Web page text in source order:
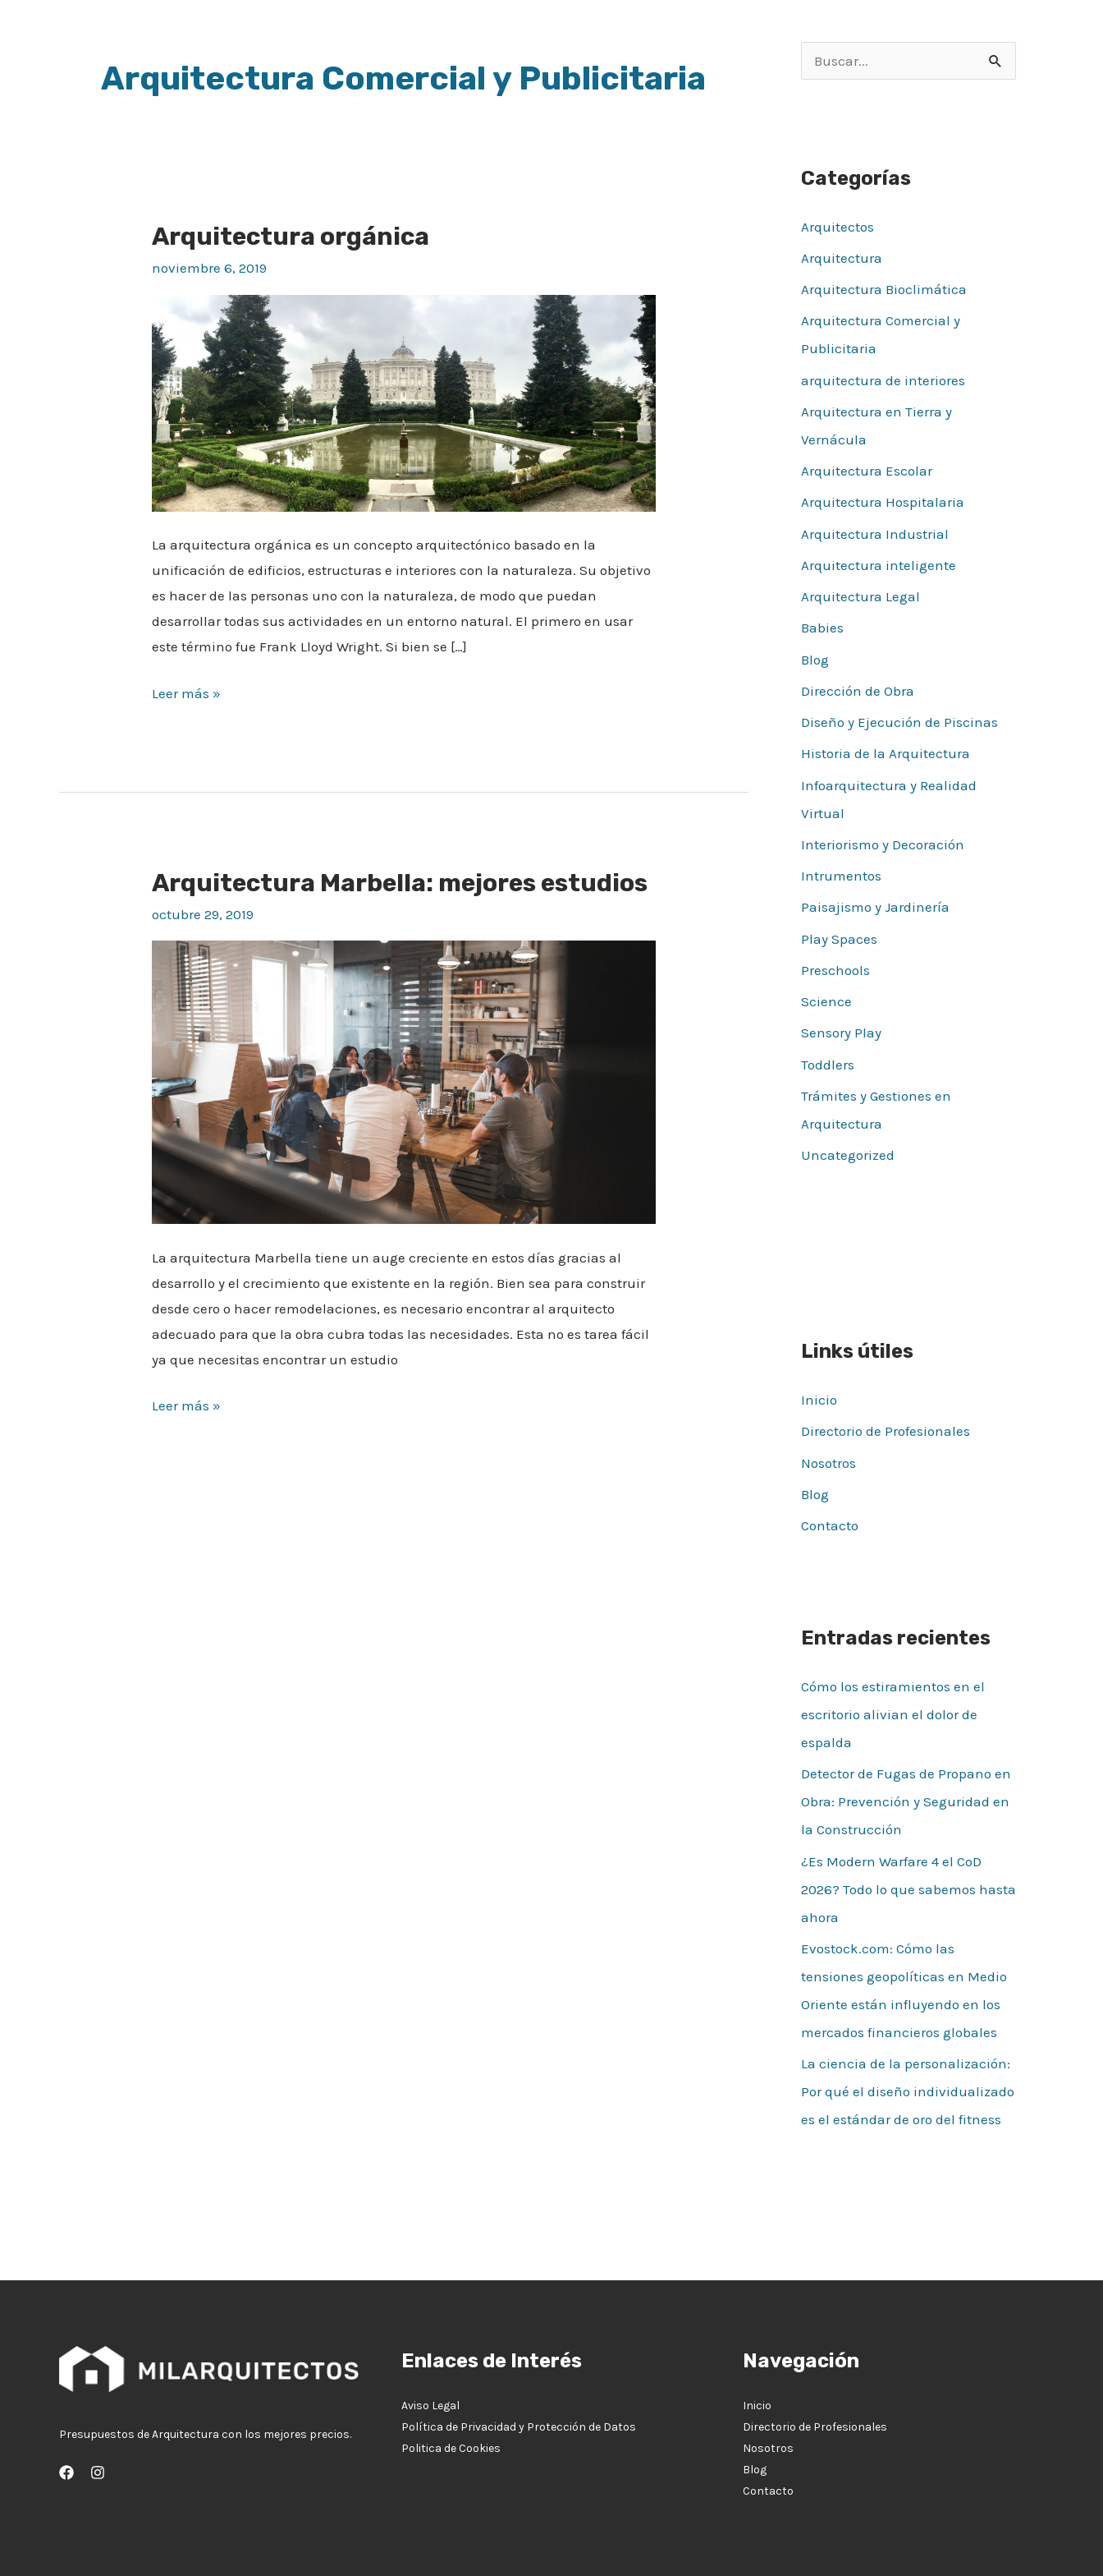
Arquitectura Comercial y Publicitaria
Arquitectura orgánica
noviembre 6, 2019
La arquitectura orgánica es un concepto arquitectónico basado en la
unificación de edificios, estructuras e interiores con la naturaleza. Su objetivo
es hacer de las personas uno con la naturaleza, de modo que puedan
desarrollar todas sus actividades en un entorno natural. El primero en usar
este término fue Frank Lloyd Wright. Si bien se […]
Arquitectura
Leer más »
Arquitectura Marbella: mejores estudios
octubre 29, 2019
La arquitectura Marbella tiene un auge creciente en estos días gracias al
desarrollo y el crecimiento que existente en la región. Bien sea para construir
desde cero o hacer remodelaciones, es necesario encontrar al arquitecto
adecuado para que la obra cubra todas las necesidades. Esta no es tarea fácil
ya que necesitas encontrar un estudio
Arquitectura
estudios
Leer más »
a
p
o
r
:
Categorías
Arquitectos
Arquitectura
Arquitectura Bioclimática
Arquitectura Comercial y
Publicitaria
arquitectura de interiores
Arquitectura en Tierra y
Vernácula
Arquitectura Escolar
Arquitectura Hospitalaria
Arquitectura Industrial
Arquitectura inteligente
Arquitectura Legal
Babies
Blog
Dirección de Obra
Diseño y Ejecución de Piscinas
Historia de la Arquitectura
Infoarquitectura y Realidad
Virtual
Interiorismo y Decoración
Intrumentos
Paisajismo y Jardinería
Play Spaces
Preschools
Science
Sensory Play
Toddlers
Trámites y Gestiones en
Arquitectura
Uncategorized
Links útiles
Inicio
Directorio de Profesionales
Nosotros
Blog
Contacto
Entradas recientes
Cómo los estiramientos en el
escritorio alivian el dolor de
espalda
Detector de Fugas de Propano en
Obra: Prevención y Seguridad en
la Construcción
¿Es Modern Warfare 4 el CoD
2026? Todo lo que sabemos hasta
ahora
Evostock.com: Cómo las
tensiones geopolíticas en Medio
Oriente están influyendo en los
mercados financieros globales
La ciencia de la personalización:
Por qué el diseño individualizado
es el estándar de oro del fitness
Presupuestos de Arquitectura con los mejores precios.
Enlaces de Interés
Aviso Legal
Política de Privacidad y Protección de Datos
Politica de Cookies
Navegación
Inicio
Directorio de Profesionales
Nosotros
Blog
Contacto